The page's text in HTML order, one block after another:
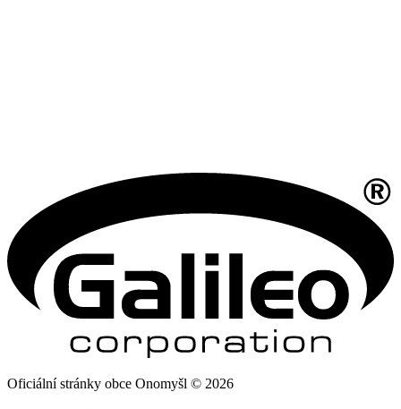
Oficiální stránky obce Onomyšl © 2026